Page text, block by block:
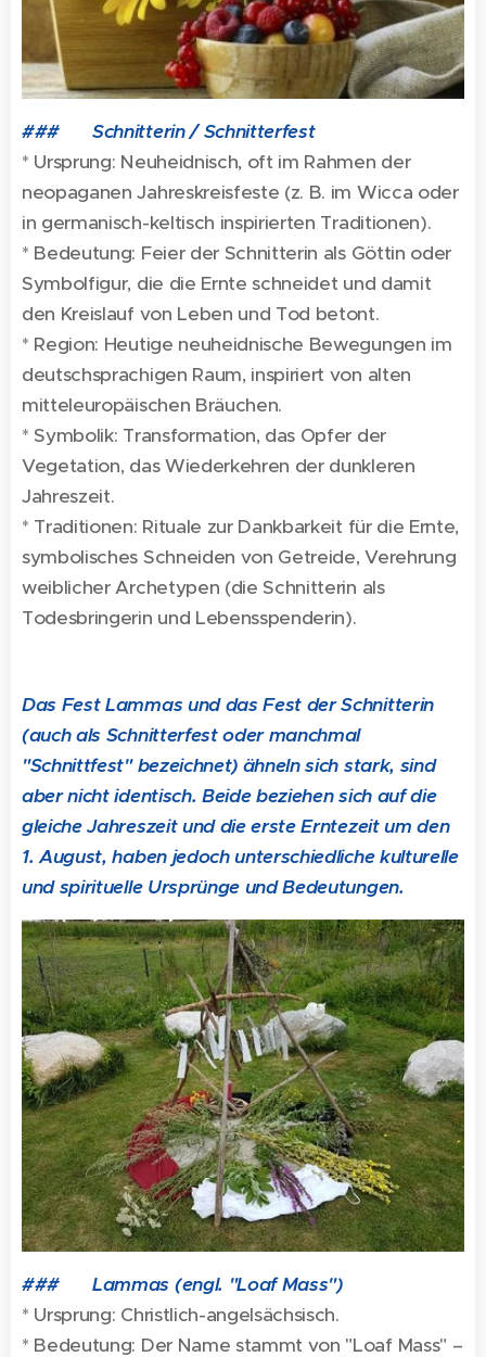
### 🌾 Schnitterin / Schnitterfest
* Ursprung: Neuheidnisch, oft im Rahmen der
neopaganen Jahreskreisfeste (z. B. im Wicca oder
in germanisch-keltisch inspirierten Traditionen).
* Bedeutung: Feier der Schnitterin als Göttin oder
Symbolfigur, die die Ernte schneidet und damit
den Kreislauf von Leben und Tod betont.
* Region: Heutige neuheidnische Bewegungen im
deutschsprachigen Raum, inspiriert von alten
mitteleuropäischen Bräuchen.
* Symbolik: Transformation, das Opfer der
Vegetation, das Wiederkehren der dunkleren
Jahreszeit.
* Traditionen: Rituale zur Dankbarkeit für die Ernte,
symbolisches Schneiden von Getreide, Verehrung
weiblicher Archetypen (die Schnitterin als
Todesbringerin und Lebensspenderin).
Das Fest Lammas und das Fest der Schnitterin
(auch als Schnitterfest oder manchmal
"Schnittfest" bezeichnet) ähneln sich stark, sind
aber nicht identisch. Beide beziehen sich auf die
gleiche Jahreszeit und die erste Erntezeit um den
1. August, haben jedoch unterschiedliche kulturelle
und spirituelle Ursprünge und Bedeutungen.
### 🌾 Lammas (engl. "Loaf Mass")
* Ursprung: Christlich-angelsächsisch.
* Bedeutung: Der Name stammt von "Loaf Mass" –